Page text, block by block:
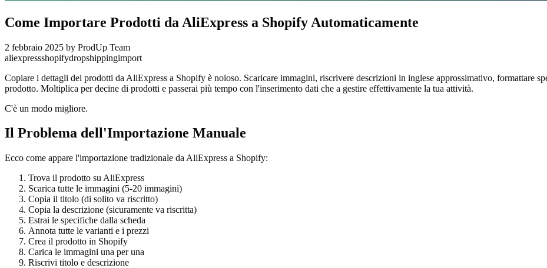
Come Importare Prodotti da AliExpress a Shopify Automaticamente
2 febbraio 2025 by ProdUp Team
aliexpressshopifydropshippingimport
Copiare i dettagli dei prodotti da AliExpress a Shopify è noioso. Scaricare immagini, riscrivere descrizioni in inglese approssimativo, formattare
prodotto. Moltiplica per decine di prodotti e passerai più tempo con l'inserimento dati che a gestire effettivamente la tua attività.
C'è un modo migliore.
Il Problema dell'Importazione Manuale
Ecco come appare l'importazione tradizionale da AliExpress a Shopify:
Trova il prodotto su AliExpress
Scarica tutte le immagini (5-20 immagini)
Copia il titolo (di solito va riscritto)
Copia la descrizione (sicuramente va riscritta)
Estrai le specifiche dalla scheda
Annota tutte le varianti e i prezzi
Crea il prodotto in Shopify
Carica le immagini una per una
Riscrivi titolo e descrizione